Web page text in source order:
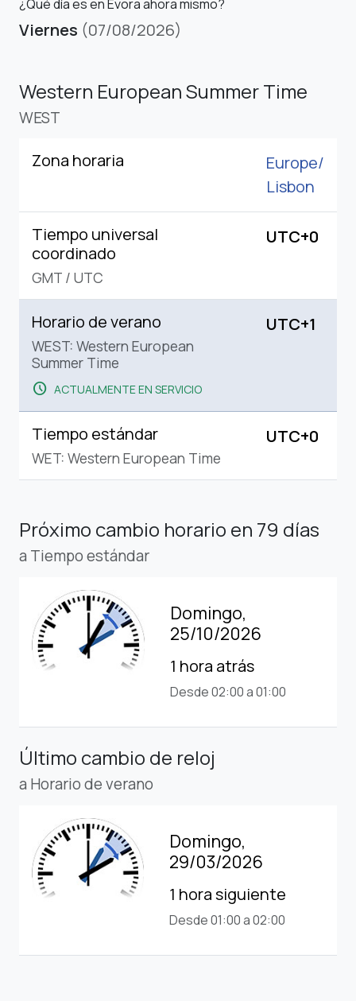
¿Qué día es en Évora ahora mismo?
Viernes (07/08/2026)
Western European Summer Time
WEST
Zona horaria
Europe/
Lisbon
Tiempo universal
coordinado
GMT / UTC
UTC+0
Horario de verano
WEST: Western European
Summer Time
schedule ACTUALMENTE EN SERVICIO
UTC+1
Tiempo estándar
WET: Western European Time
UTC+0
Próximo cambio horario en 79 días
a Tiempo estándar
Domingo,
25/10/2026
1 hora atrás
Desde 02:00 a 01:00
Último cambio de reloj
a Horario de verano
Domingo,
29/03/2026
1 hora siguiente
Desde 01:00 a 02:00